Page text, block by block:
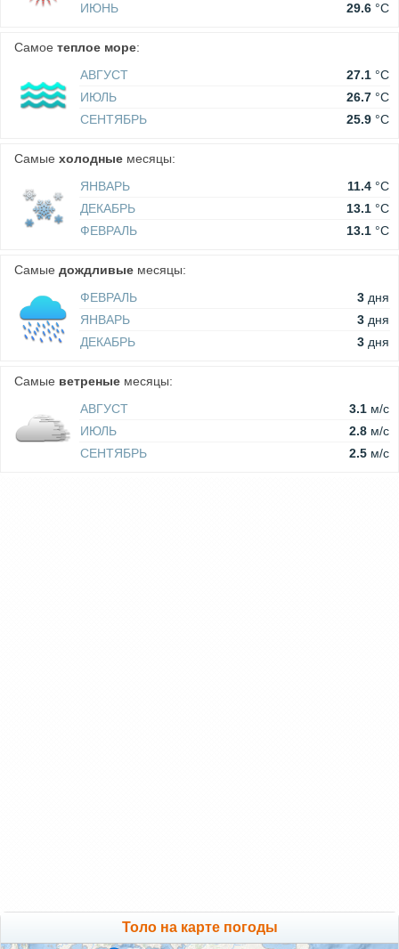
ИЮНЬ
29.6 °C
Самое теплое море:
АВГУСТ
27.1 °C
ИЮЛЬ
26.7 °C
СЕНТЯБРЬ
25.9 °C
Самые холодные месяцы:
ЯНВАРЬ
11.4 °C
ДЕКАБРЬ
13.1 °C
ФЕВРАЛЬ
13.1 °C
Самые дождливые месяцы:
ФЕВРАЛЬ
3 дня
ЯНВАРЬ
3 дня
ДЕКАБРЬ
3 дня
Самые ветреные месяцы:
АВГУСТ
3.1 м/c
ИЮЛЬ
2.8 м/c
СЕНТЯБРЬ
2.5 м/c
Толо на карте погоды